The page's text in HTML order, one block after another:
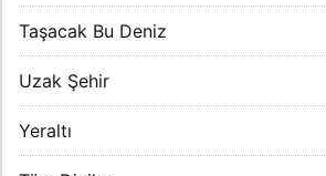
Taşacak Bu Deniz
Uzak Şehir
Yeraltı